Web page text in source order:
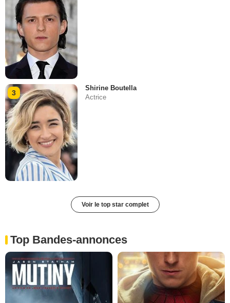
3
Shirine Boutella
Actrice
Voir le top star complet
Top Bandes-annonces